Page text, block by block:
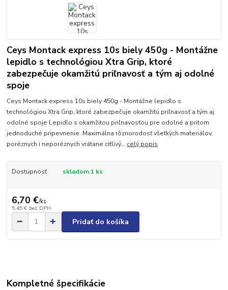
Ceys Montack express 10s biely 450g - Montážne
lepidlo s technológiou Xtra Grip, ktoré
zabezpečuje okamžitú priľnavosť a tým aj odolné
spoje
Ceys Montack express 10s biely 450g - Montážne lepidlo s
technológiou Xtra Grip, ktoré zabezpečuje okamžitú priľnavosť a tým aj
odolné spoje Lepidlo s okamžitou priľnavosťou pre odolné a pritom
jednoduché pripevnenie. Maximálna rôznorodosť všetkých materiálov,
poréznych i neporéznych vrátane citlivý... celý popis
Dostupnosť skladom 1 ks
6,70 €/ks
5,45 € bez DPH
Pridať do košíka
Kompletné špecifikácie